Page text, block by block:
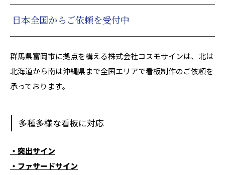
日本全国からご依頼を受付中
群馬県富岡市に拠点を構える株式会社コスモサインは、北は
北海道から南は沖縄県まで全国エリアで看板制作のご依頼を
承っております。
多種多様な看板に対応
・突出サイン
・ファサードサイン